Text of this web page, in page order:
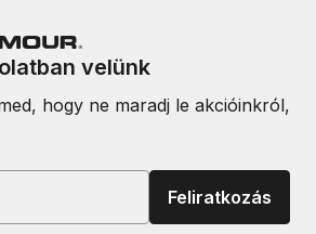
velünk
hogy ne maradj le akcióinkról,
Feliratkozás